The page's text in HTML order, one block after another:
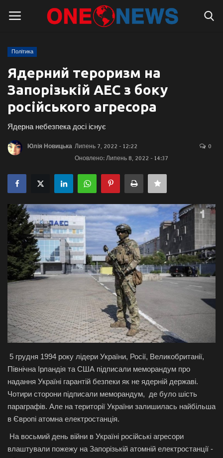
Головна
Контакти
Про нас
Правила для блогерів
Суспільство
Галерея
Політика
Економіка
Технології
Спорт
Авто
Відео
Мова
English Ukraine
Політика
Ядерний тероризм на
Запорізькій АЕС з боку
російського агресора
Ядерна небезпека досі існує
Юлія Новицька Липень 7, 2022 - 12:22
Оновлено: Липень 8, 2022 - 14:37
0
5 грудня 1994 року лідери України, Росії, Великобританії,
Північна Ірландія та США підписали меморандум про
надання Україні гарантій безпеки як не ядерній державі.
Чотири сторони підписали меморандум, де було шість
параграфів. Але на території України залишилась найбільша
в Європі атомна електростанція.
На восьмий день війни в Україні російські агресори
влаштували пожежу на Запорізькій атомній електростанції -